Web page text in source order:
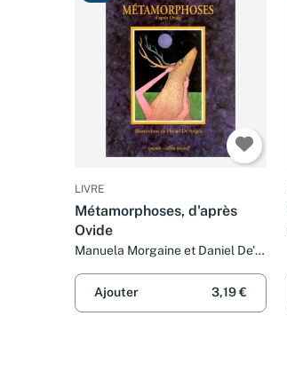
LIVRE
Métamorphoses, d'après
Ovide
Manuela Morgaine et Daniel De'
Ajouter
3,19 €